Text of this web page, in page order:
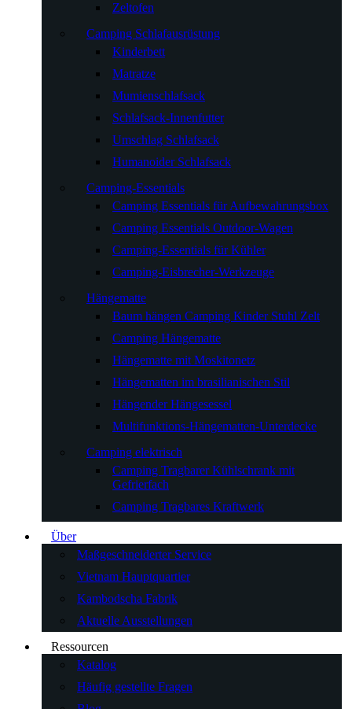
Zeltofen
Camping Schlafausrüstung
Kinderbett
Matratze
Mumienschlafsack
Schlafsack-Innenfutter
Umschlag Schlafsack
Humanoider Schlafsack
Camping-Essentials
Camping Essentials für Aufbewahrungsbox
Camping Essentials Outdoor-Wagen
Camping-Essentials für Kühler
Camping-Eisbrecher-Werkzeuge
Hängematte
Baum hängen Camping Kinder Stuhl Zelt
Camping Hängematte
Hängematte mit Moskitonetz
Hängematten im brasilianischen Stil
Hängender Hängesessel
Multifunktions-Hängematten-Unterdecke
Camping elektrisch
Camping Tragbarer Kühlschrank mit
Gefrierfach
Camping Tragbares Kraftwerk
Über
Maßgeschneiderter Service
Vietnam Hauptquartier
Kambodscha Fabrik
Aktuelle Ausstellungen
Ressourcen
Katalog
Häufig gestellte Fragen